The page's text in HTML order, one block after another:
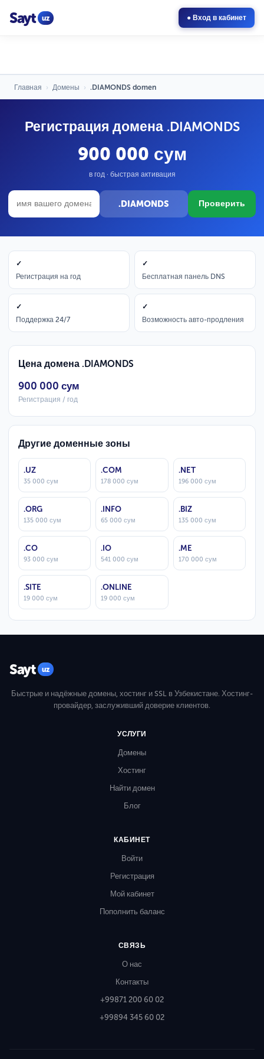
Sayt uz ● Вход в кабинет
Главная › Домены › .DIAMONDS domen
Регистрация домена .DIAMONDS
900 000 сум
в год · быстрая активация
.DIAMONDS Проверить
✓
Регистрация на год
✓
Бесплатная панель DNS
✓
Поддержка 24/7
✓
Возможность авто-продления
Цена домена .DIAMONDS
900 000 сум
Регистрация / год
Другие доменные зоны
.UZ
35 000 сум
.COM
178 000 сум
.NET
196 000 сум
.ORG
135 000 сум
.INFO
65 000 сум
.BIZ
135 000 сум
.CO
93 000 сум
.IO
541 000 сум
.ME
170 000 сум
.SITE
19 000 сум
.ONLINE
19 000 сум
Sayt uz
Быстрые и надёжные домены, хостинг и SSL в Узбекистане. Хостинг-
провайдер, заслуживший доверие клиентов.
УСЛУГИ
Домены
Хостинг
Найти домен
Блог
КАБИНЕТ
Войти
Регистрация
Мой кабинет
Пополнить баланс
СВЯЗЬ
О нас
Контакты
+99871 200 60 02
+99894 345 60 02